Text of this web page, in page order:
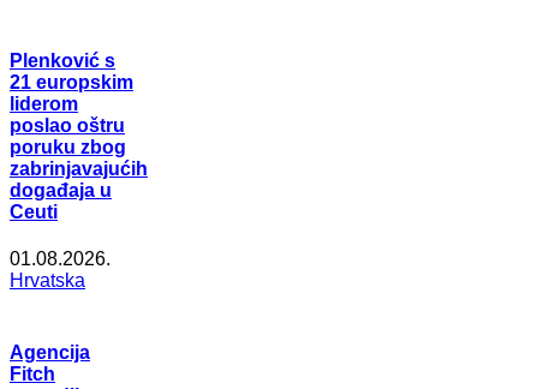
Plenković s
21 europskim
liderom
poslao oštru
poruku zbog
zabrinjavajućih
događaja u
Ceuti
01.08.2026.
Hrvatska
Agencija
Fitch